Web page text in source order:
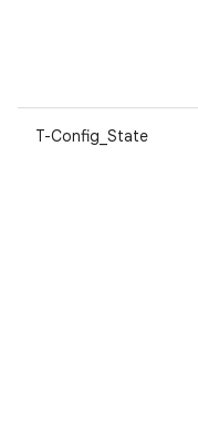
T-Config_State